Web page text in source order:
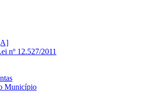
nº 12.527/2011
Município